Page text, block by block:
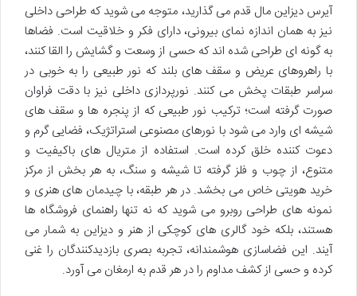
آیرس دیزاین مال قدم می گذارید، متوجه می شوید که طراحی داخلی
نیز به همان اندازه نمای بیرونی، دارای فکر و خلاقیت است. فضاها
به گونه ای طراحی شده اند که حسی از وسعت و گشایش را القا کنند،
با راهروهای عریض و سقف های بلند که نور طبیعی را به خوبی در
سراسر طبقات پخش می کنند. نورپردازی داخلی نیز با دقت فراوان
صورت گرفته است؛ ترکیب نور طبیعی که از پنجره ها و سقف های
شیشه ای وارد می شود با نورهای مصنوعی استراتژیک، فضایی گرم و
دعوت کننده خلق کرده است. استفاده از متریال های باکیفیت و
متنوع، از چوب و فلز گرفته تا شیشه و سنگ، به هر بخش از مرکز
خرید هویتی خاص می بخشد. در هر طبقه، با چیدمان های هنری و
نمونه های طراحی روبرو می شوید که نه تنها راهنمای فروشگاه ها
هستند، بلکه خود گالری های کوچکی از هنر و دیزاین به شمار می
آیند. این فضاسازی هوشمندانه، تجربه بصری بازدیدکنندگان را غنی
کرده و حسی از کشف مداوم را در هر قدم به ارمغان می آورد.